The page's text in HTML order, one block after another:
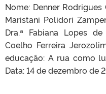
Nome: Denner Rodrigues
Maristani Polidori
Dra.ª Fabiana Lopes
Coelho Ferreira
educação: A rua como
Data: 14 de dezembro de